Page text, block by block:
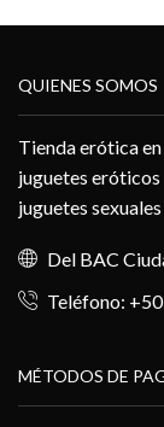
QUIENES SOMOS
Tienda erótica
juguetes eróticos
juguetes
Del BAC
Teléfono:
MÉTODOS DE